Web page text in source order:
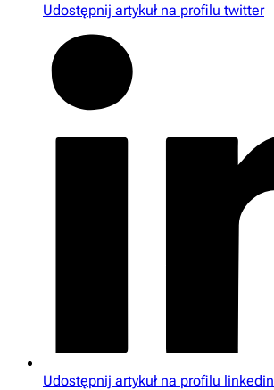
Udostępnij artykuł na profilu twitter
Udostępnij artykuł na profilu linkedin